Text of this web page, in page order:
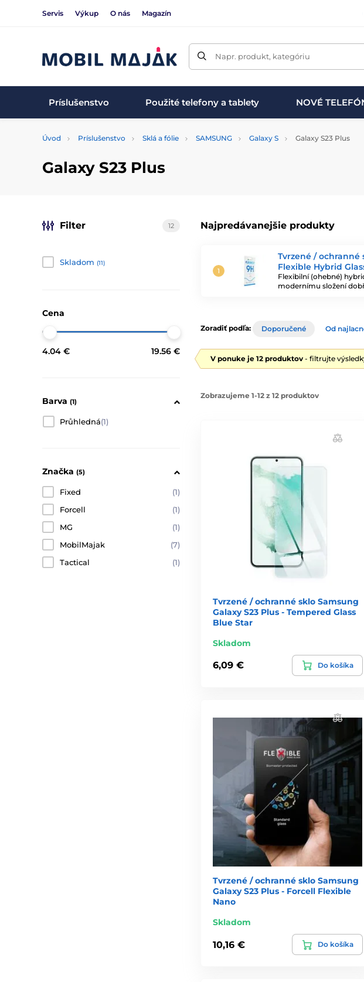
Servis Výkup O nás Magazín
Napr. produkt, kategóriu
Príslušenstvo Použité telefony a tablety NOVÉ
Úvod Príslušenstvo Sklá a fólie SAMSUNG Galaxy S Galaxy S23 Plus
Galaxy S23 Plus
Najpredávanejšie produkty
Tvrzené / ochranné
Flexible Hybrid
Flexibilní (ohebné)
modernímu složení
Filter 12
Skladom (11)
Cena
4.04 € 19.56 €
Barva (1)
Průhledná(1)
Značka (5)
Fixed
(1)
Forcell
(1)
MG
(1)
MobilMajak
(7)
Tactical
(1)
Zoradiť podľa: Doporučené Od
V ponuke je 12 produktov - filtrujte
Zobrazujeme 1-12 z 12 produktov
Tvrzené / ochranné sklo Samsung
Galaxy S23 Plus - Tempered Glass
Blue Star
Skladom
6,09 € Do košíka
Tvrzené / ochranné sklo Samsung
Galaxy S23 Plus - Forcell Flexible
Nano
Skladom
10,16 € Do košíka